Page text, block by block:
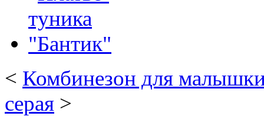
< Комбинезон для
серая >